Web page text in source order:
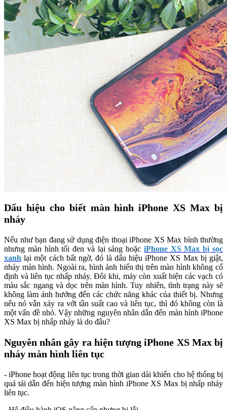
Dấu hiệu cho biết màn hình iPhone XS Max bị
nháy
Nếu như bạn đang sử dụng điện thoại iPhone XS Max bình thường
nhưng màn hình tối đen và lại sáng hoặc iPhone XS Max bị sọc
xanh lại một cách bất ngờ, đó là dấu hiệu iPhone XS Max bị giật,
nháy màn hình. Ngoài ra, hình ảnh hiển thị trên màn hình không cố
định và liên tục nhấp nháy. Đôi khi, máy còn xuất hiện các vạch có
màu sắc ngang và dọc trên màn hình. Tuy nhiên, tình trạng này sẽ
không làm ảnh hưởng đến các chức năng khác của thiết bị. Nhưng
nếu nó vẫn xảy ra với tần suất cao và liên tục, thì đó không còn là
một vấn đề nhỏ. Vậy những nguyên nhân dẫn đến màn hình iPhone
XS Max bị nhấp nháy là do đâu?
Nguyên nhân gây ra hiện tượng iPhone XS Max bị
nháy màn hình liên tục
- iPhone hoạt động liên tục trong thời gian dài khiến cho hệ thống bị
quá tải dẫn đến hiện tượng màn hình iPhone XS Max bị nhấp nháy
liên tục.